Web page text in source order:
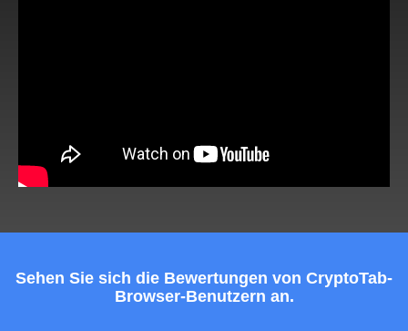
Sehen Sie sich die Bewertungen von CryptoTab-
Browser-Benutzern an.